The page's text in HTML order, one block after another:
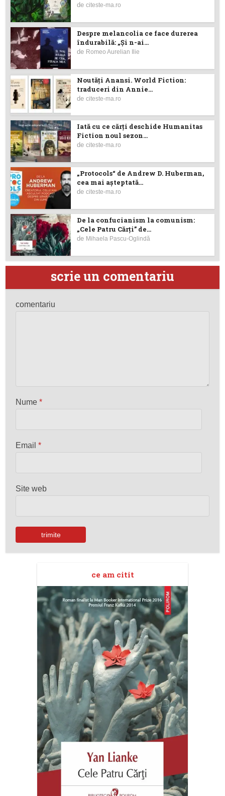
deciteste-ma.ro
Despre melancolia ce face durerea
îndurabilă: „Și n-ai...
de Romeo Aurelian Ilie
Noutăţi Anansi. World Fiction:
traduceri din Annie...
deciteste-ma.ro
Iată cu ce cărţi deschide Humanitas
Fiction noul sezon...
deciteste-ma.ro
„Protocols“ de Andrew D. Huberman,
cea mai așteptată...
deciteste-ma.ro
De la confucianism la comunism:
„Cele Patru Cărți” de...
de Mihaela Pascu-Oglindă
scrie un comentariu
comentariu
Nume*
Email*
Site web
ce am citit